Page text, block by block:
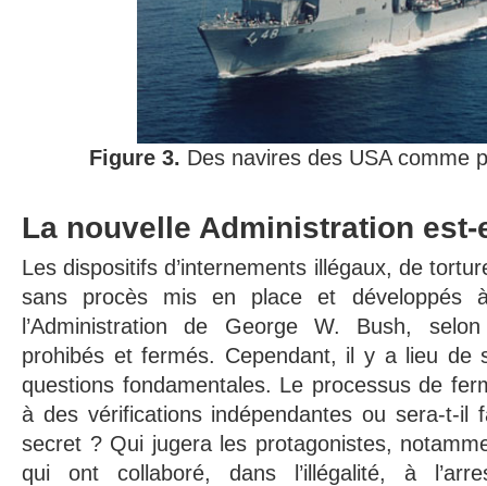
Figure 3. Des navires des USA comme
La nouvelle Administration
Les dispositifs d’internements illégaux, de
sans procès mis en place et développés
l’Administration de George W. Bush,
prohibés et fermés. Cependant, il y a lieu de
questions fondamentales. Le processus de
à des vérifications indépendantes ou sera-t-il
secret ? Qui jugera les protagonistes,
qui ont collaboré, dans l’illégalité, à